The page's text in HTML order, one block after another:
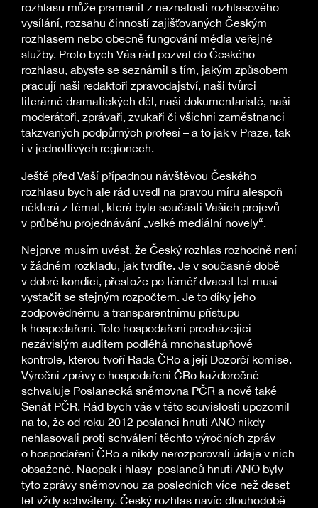
rozhlasu může pramenit z neznalosti rozhlasového
vysílání, rozsahu činností zajišťovaných Českým
rozhlasem nebo obecně fungování média veřejné
služby. Proto bych Vás rád pozval do Českého
rozhlasu, abyste se seznámil s tím, jakým způsobem
pracují naši redaktoři zpravodajství, naši tvůrci
literárně dramatických děl, naši dokumentaristé, naši
moderátoři, zprávaři, zvukaři či všichni zaměstnanci
takzvaných podpůrných profesí – a to jak v Praze, tak
i v jednotlivých regionech.
Ještě před Vaší případnou návštěvou Českého
rozhlasu bych ale rád uvedl na pravou míru alespoň
některá z témat, která byla součástí Vašich projevů
v průběhu projednávání „velké mediální novely“.
Nejprve musím uvést, že Český rozhlas rozhodně není
v žádném rozkladu, jak tvrdíte. Je v současné době
v dobré kondici, přestože po téměř dvacet let musí
vystačit se stejným rozpočtem. Je to díky jeho
zodpovědnému a transparentnímu přístupu
k hospodaření. Toto hospodaření procházející
nezávislým auditem podléhá mnohastupňové
kontrole, kterou tvoří Rada ČRo a její Dozorčí komise.
Výroční zprávy o hospodaření ČRo každoročně
schvaluje Poslanecká sněmovna PČR a nově také
Senát PČR. Rád bych vás v této souvislosti upozornil
na to, že od roku 2012 poslanci hnutí ANO nikdy
nehlasovali proti schválení těchto výročních zpráv
o hospodaření ČRo a nikdy nerozporovali údaje v nich
obsažené. Naopak i hlasy poslanců hnutí ANO byly
tyto zprávy sněmovnou za posledních více než deset
let vždy schváleny. Český rozhlas navíc dlouhodobě